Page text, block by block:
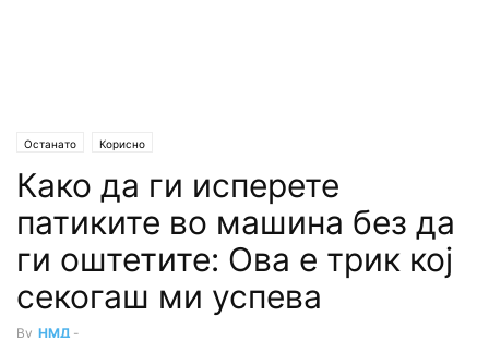
Останато Корисно
Како да ги исперете
патиките во машина без да
ги оштетите: Ова е трик кој
секогаш ми успева
By НМД -